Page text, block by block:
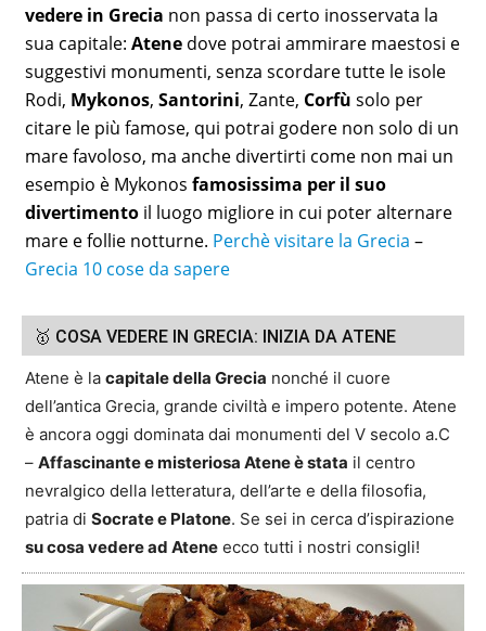
vedere in Grecia non passa di certo inosservata la
sua capitale: Atene dove potrai ammirare maestosi e
suggestivi monumenti, senza scordare tutte le isole
Rodi, Mykonos, Santorini, Zante, Corfù solo per
citare le più famose, qui potrai godere non solo di un
mare favoloso, ma anche divertirti come non mai un
esempio è Mykonos famosissima per il suo
divertimento il luogo migliore in cui poter alternare
mare e follie notturne. Perchè visitare la Grecia –
Grecia 10 cose da sapere
🥇 COSA VEDERE IN GRECIA: INIZIA DA ATENE
Atene è la capitale della Grecia nonché il cuore
dell’antica Grecia, grande civiltà e impero potente. Atene
è ancora oggi dominata dai monumenti del V secolo a.C
– Affascinante e misteriosa Atene è stata il centro
nevralgico della letteratura, dell’arte e della filosofia,
patria di Socrate e Platone. Se sei in cerca d’ispirazione
su cosa vedere ad Atene ecco tutti i nostri consigli!